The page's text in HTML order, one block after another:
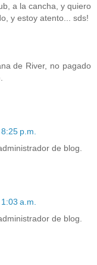
a la cancha, y quiero
y estoy atento... sds!
de River, no pagado
p.m.
de blog.
a.m.
de blog.